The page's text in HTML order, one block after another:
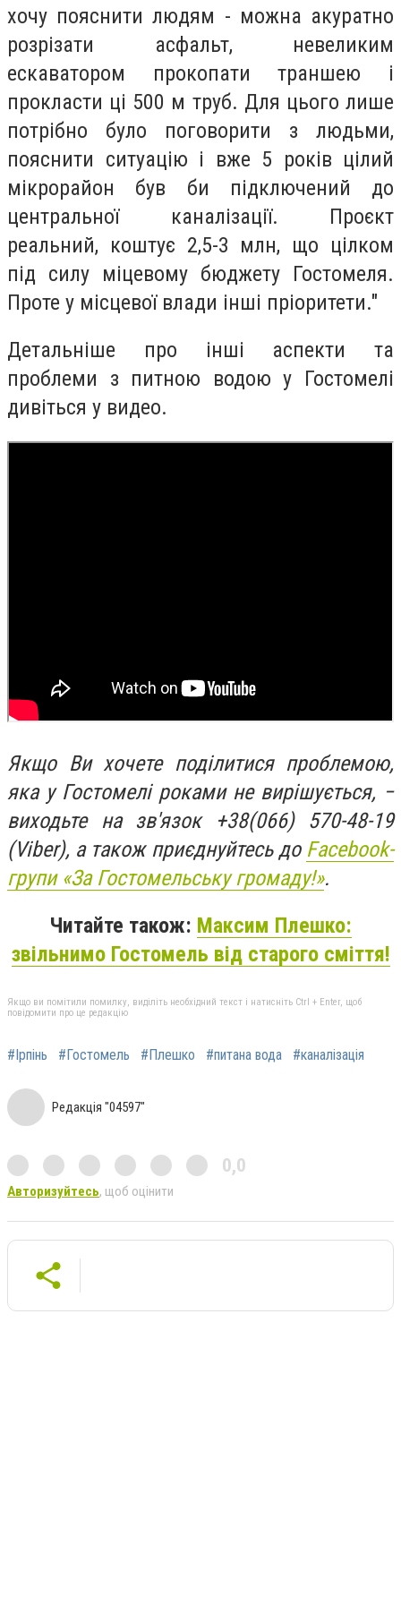
хочу пояснити людям - можна акуратно
розрізати асфальт, невеликим
ескаватором прокопати траншею і
прокласти ці 500 м труб. Для цього лише
потрібно було поговорити з людьми,
пояснити ситуацію і вже 5 років цілий
мікрорайон був би підключений до
центральної каналізації. Проєкт
реальний, коштує 2,5-3 млн, що цілком
під силу міцевому бюджету Гостомеля.
Проте у місцевої влади інші пріоритети."
Детальніше про інші аспекти та
проблеми з питною водою у Гостомелі
дивіться у видео.
Якщо Ви хочете поділитися проблемою,
яка у Гостомелі роками не вирішується, −
виходьте на зв'язок +38(066) 570-48-19
(Viber), а також приєднуйтесь до Facebook-
групи «За Гостомельську громаду!».
Читайте також: Максим Плешко:
звільнимо Гостомель від старого сміття!
Якщо ви помітили помилку, виділіть необхідний текст і натисніть Ctrl + Enter, щоб
повідомити про це редакцію
#Ірпінь #Гостомель #Плешко #питана вода #каналізація
Редакція "04597"
0,0
Авторизуйтесь, щоб оцінити